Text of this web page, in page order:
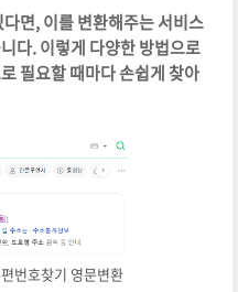
면, 이를 변환해주는 서비스
다. 이렇게 다양한 방법으로
필요할 때마다 손쉽게 찾아
번호찾기 영문변환